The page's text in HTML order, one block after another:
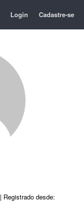
Login Cadastre-se
| Registrado desde: